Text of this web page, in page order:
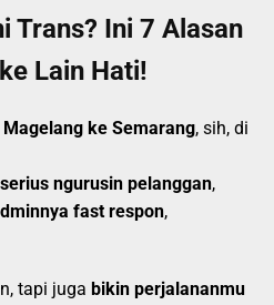
Trans? Ini 7 Alasan
Lain Hati!
ke Semarang, sih, di
serius ngurusin pelanggan,
fast respon,
tapi juga bikin perjalananmu